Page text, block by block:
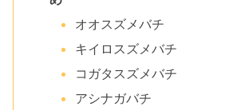
オオスズメバチ
キイロスズメバチ
コガタスズメバチ
アシナガバチ